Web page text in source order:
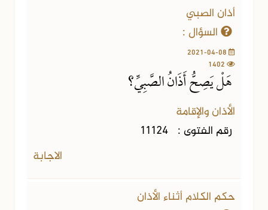
أذان الصبي
السؤال :
هَلْ يَصِحُّ أَذَانُ الصَّبِيِّ؟
الأذان والإقامة
رقم الفتوى : 11124
الاجابة
حكم الكلام أثناء الأذان